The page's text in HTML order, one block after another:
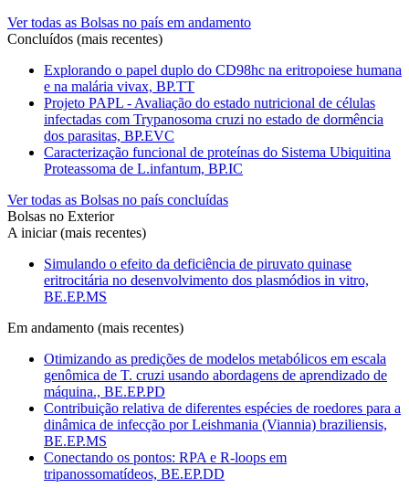
Ver todas as Bolsas no país em andamento
Concluídos (mais recentes)
Explorando o papel duplo do CD98hc na eritropoiese humana
e na malária vivax, BP.TT
Projeto PAPL - Avaliação do estado nutricional de células
infectadas com Trypanosoma cruzi no estado de dormência
dos parasitas, BP.EVC
Caracterização funcional de proteínas do Sistema Ubiquitina
Proteassoma de L.infantum, BP.IC
Ver todas as Bolsas no país concluídas
Bolsas no Exterior
A iniciar (mais recentes)
Simulando o efeito da deficiência de piruvato quinase
eritrocitária no desenvolvimento dos plasmódios in vitro,
BE.EP.MS
Em andamento (mais recentes)
Otimizando as predições de modelos metabólicos em escala
genômica de T. cruzi usando abordagens de aprendizado de
máquina., BE.EP.PD
Contribuição relativa de diferentes espécies de roedores para a
dinâmica de infecção por Leishmania (Viannia) braziliensis,
BE.EP.MS
Conectando os pontos: RPA e R-loops em
tripanossomatídeos, BE.EP.DD